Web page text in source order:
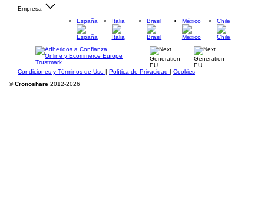
Empresa
España
Italia Brasil México Chile
Condiciones y Términos de Uso | Política de Privacidad | Cookies
©Cronoshare 2012-2026